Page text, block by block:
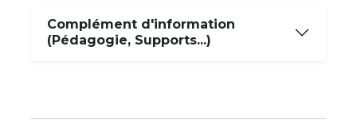
Complément d'information
(Pédagogie, Supports...)